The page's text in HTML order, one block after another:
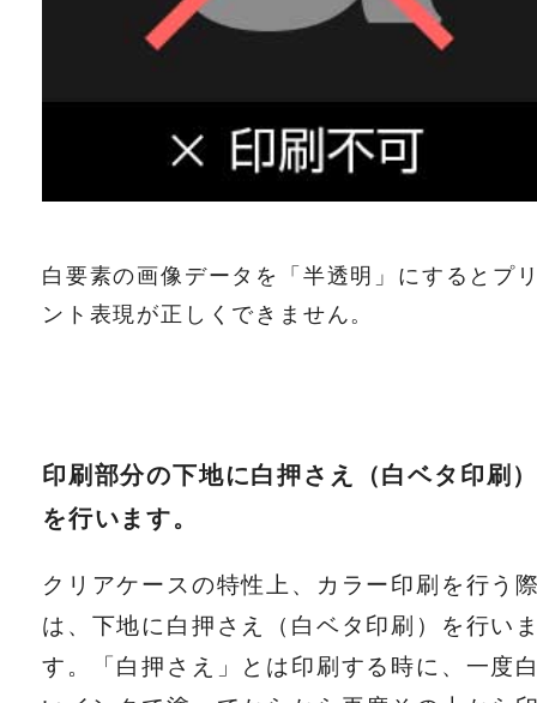
白要素の画像データを「半透明」にするとプ
ント表現が正しくできません。
印刷部分の下地に白押さえ（白ベタ印刷
を行います。
クリアケースの特性上、カラー印刷を行う
は、下地に白押さえ（白ベタ印刷）を行い
す。「白押さえ」とは印刷する時に、一度